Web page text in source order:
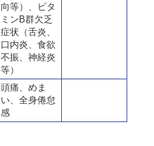
向等）、ビタ
ミンB群欠乏
症状（舌炎、
口内炎、食欲
不振、神経炎
等）
頭痛、めま
い、全身倦怠
感